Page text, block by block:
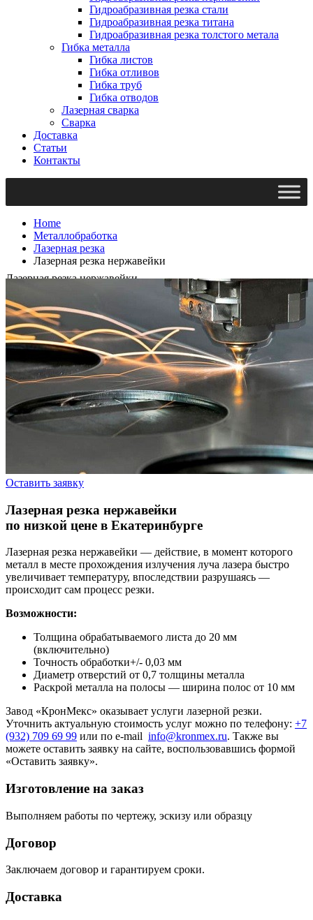
Гидроабразивная резка стали
Гидроабразивная резка титана
Гидроабразивная резка толстого метала
Гибка металла
Гибка листов
Гибка отливов
Гибка труб
Гибка отводов
Лазерная сварка
Сварка
Доставка
Статьи
Контакты
Home
Металлобработка
Лазерная резка
Лазерная резка нержавейки
Лазерная резка нержавейки
Оставить заявку
Лазерная резка нержавейки
по низкой цене в Екатеринбурге
Лазерная резка нержавейки — действие, в момент которого
металл в месте прохождения излучения луча лазера быстро
увеличивает температуру, впоследствии разрушаясь —
происходит сам процесс резки.
Возможности:
Толщина обрабатываемого листа до 20 мм
(включительно)
Точность обработки+/- 0,03 мм
Диаметр отверстий от 0,7 толщины металла
Раскрой металла на полосы — ширина полос от 10 мм
Завод «КронМекс» оказывает услуги лазерной резки.
Уточнить актуальную стоимость услуг можно по телефону: +7
(932) 709 69 99 или по e-mail info@kronmex.ru. Также вы
можете оставить заявку на сайте, воспользовавшись формой
«Оставить заявку».
Изготовление на заказ
Выполняем работы по чертежу, эскизу или образцу
Договор
Заключаем договор и гарантируем сроки.
Доставка